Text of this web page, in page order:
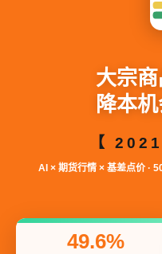
大宗
降本
【
AI × 期货行情 × 基差点价 ·
49.6%